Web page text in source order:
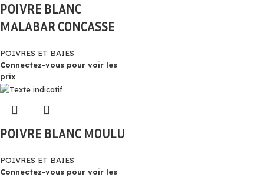
POIVRE BLANC
MALABAR CONCASSE
POIVRES ET BAIES
Connectez-vous pour voir les
prix
POIVRE BLANC MOULU
POIVRES ET BAIES
Connectez-vous pour voir les